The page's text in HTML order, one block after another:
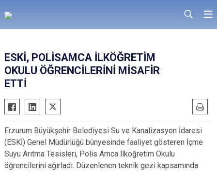
ESKİ, POLİSAMCA İLKÖĞRETİM
OKULU ÖĞRENCİLERİNİ MİSAFİR
ETTİ
Erzurum Büyükşehir Belediyesi Su ve Kanalizasyon İdaresi
(ESKİ) Genel Müdürlüğü bünyesinde faaliyet gösteren İçme
Suyu Arıtma Tesisleri, Polis Amca İlköğretim Okulu
öğrencilerini ağırladı. Düzenlenen teknik gezi kapsamında